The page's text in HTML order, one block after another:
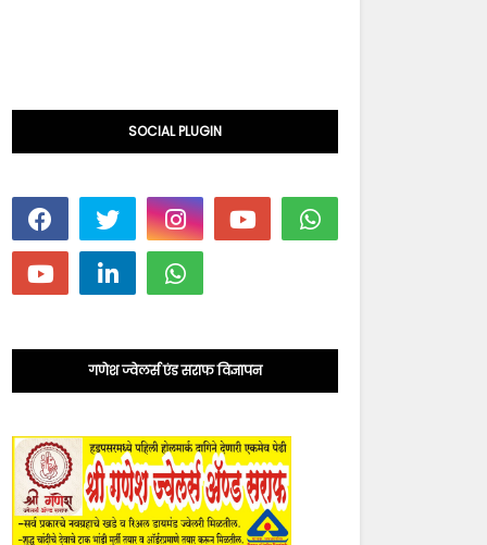
SOCIAL PLUGIN
गणेश ज्वेलर्स एंड सराफ विज्ञापन